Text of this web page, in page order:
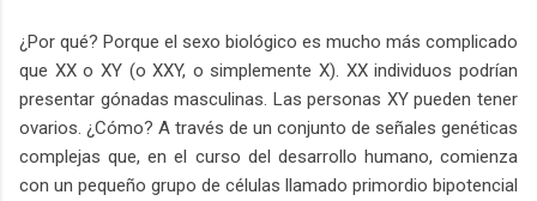
¿Por qué? Porque el sexo biológico es mucho más complicado
que XX o XY (o XXY, o simplemente X). XX individuos podrían
presentar gónadas masculinas. Las personas XY pueden tener
ovarios. ¿Cómo? A través de un conjunto de señales genéticas
complejas que, en el curso del desarrollo humano, comienza
con un pequeño grupo de células llamado primordio bipotencial